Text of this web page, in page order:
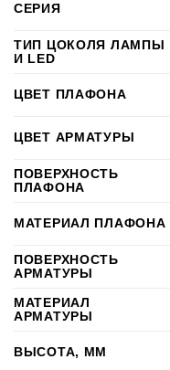
СЕРИЯ
ТИП ЦОКОЛЯ ЛАМПЫ
И LED
ЦВЕТ ПЛАФОНА
ЦВЕТ АРМАТУРЫ
ПОВЕРХНОСТЬ
ПЛАФОНА
МАТЕРИАЛ ПЛАФОНА
ПОВЕРХНОСТЬ
АРМАТУРЫ
МАТЕРИАЛ
АРМАТУРЫ
ВЫСОТА, ММ